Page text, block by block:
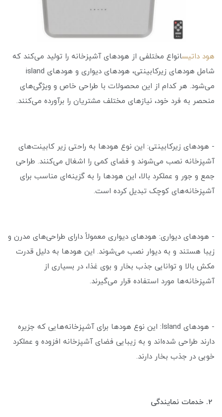
هود داتیسانواع مختلفی از هودهای آشپزخانه را تولید می‌کند که
شامل هودهای زیرکابینتی، هودهای دیواری و هودهای island
می‌شود. هر کدام از این محصولات با طراحی خاص و ویژگی‌های
منحصر به فرد خود، نیازهای مختلف مشتریان را برآورده می‌کنند.
- هودهای زیرکابینتی: این نوع هودها به راحتی زیر کابینت‌های
آشپزخانه نصب می‌شوند و فضای کمی را اشغال می‌کنند. طراحی
جمع و جور و عملکرد بالا، این هودها را به گزینه‌ای مناسب برای
آشپزخانه‌های کوچک تبدیل کرده است.
- هودهای دیواری: هودهای دیواری معمولاً دارای طراحی‌های مدرن و
زیبا هستند و به دیوار نصب می‌شوند. این هودها به دلیل قدرت
مکش بالا و توانایی جذب بخار و بوی غذا، در بسیاری از
آشپزخانه‌ها مورد استفاده قرار می‌گیرند.
- هودهای Island: این نوع هودها برای آشپزخانه‌هایی که جزیره
دارند طراحی شده‌اند و به زیبایی فضای آشپزخانه افزوده و عملکرد
خوبی در جذب بخار دارند.
2. خدمات نمایندگی